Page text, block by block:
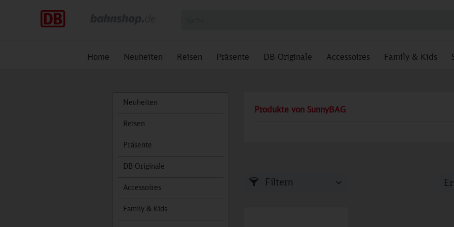
Home Neuheiten Reisen Präsente DB-Originale Accessoires Family & Kids
Neuheiten
Reisen
Präsente
DB-Originale
Accessoires
Family & Kids
Produkte von SunnyBAG
Filtern